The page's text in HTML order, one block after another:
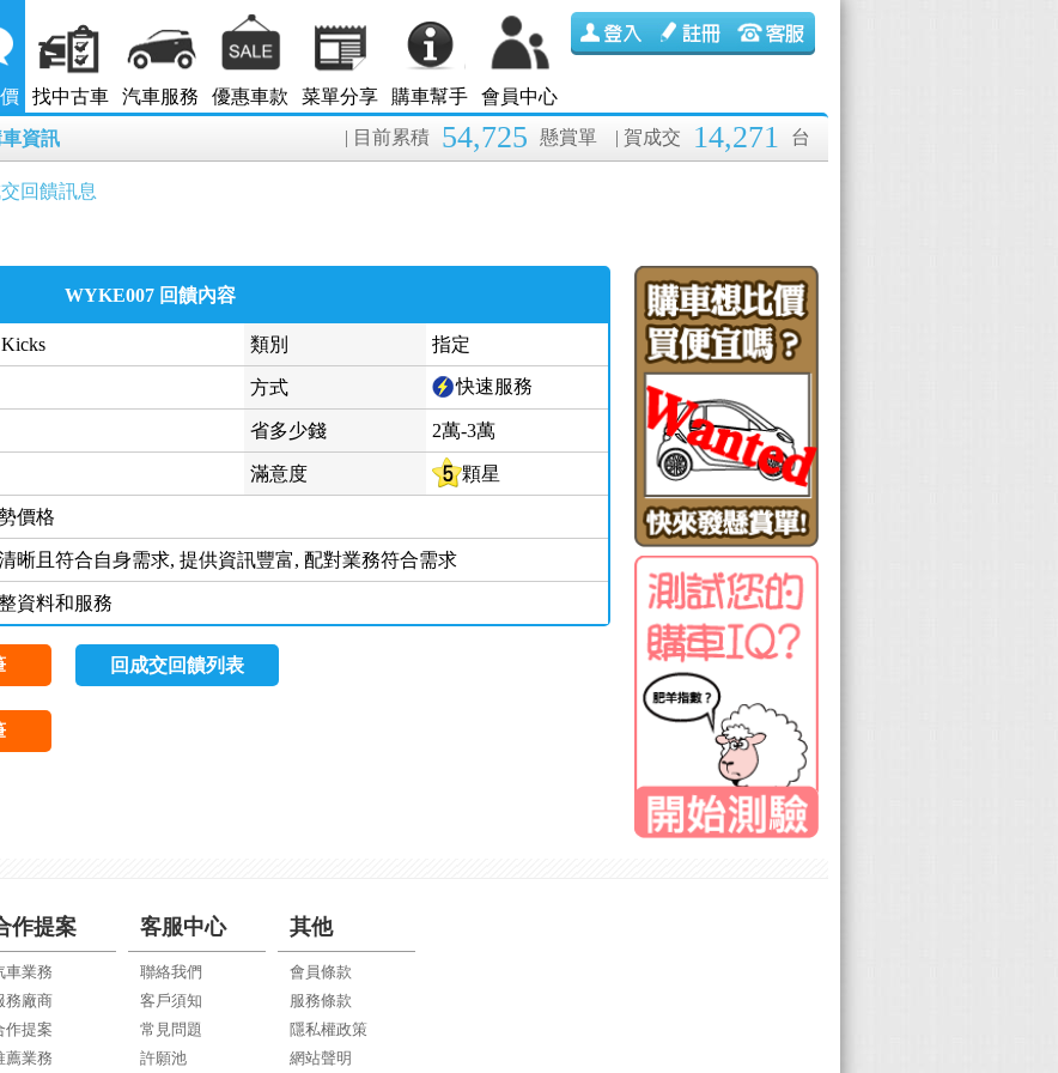
找中古車 汽車服務 優惠車款 菜單分享 購車幫手 會員中心
車資訊 | 賀成交 14,271 台
| 目前累積 54,725 懸賞單
回饋訊息
WYKE007 回饋內容
類別 指定
方式 快速服務
省多少錢 2萬-3萬
滿意度 顆星
價格
晰且符合自身需求, 提供資訊豐富, 配對業務符合需求
資料和服務
回成交回饋列表
作提案
車業務
務廠商
作提案
薦業務
客服中心
聯絡我們
客戶須知
常見問題
許願池
其他
會員條款
服務條款
隱私權政策
網站聲明